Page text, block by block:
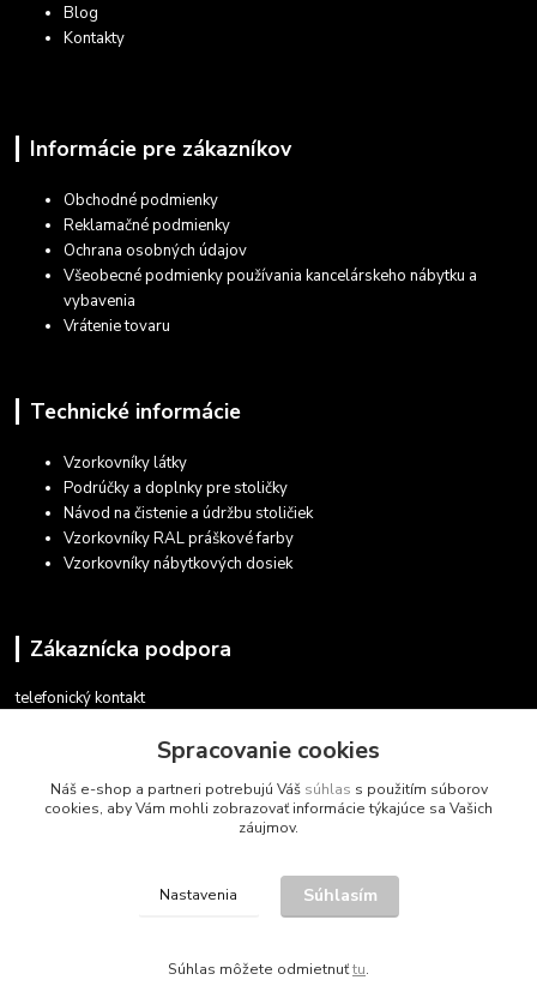
Blog
Kontakty
Informácie pre zákazníkov
Obchodné podmienky
Reklamačné podmienky
Ochrana osobných údajov
Všeobecné podmienky používania kancelárskeho nábytku a
vybavenia
Vrátenie tovaru
Technické informácie
Vzorkovníky látky
Podrúčky a doplnky pre stoličky
Návod na čistenie a údržbu stoličiek
Vzorkovníky RAL práškové farby
Vzorkovníky nábytkových dosiek
Zákaznícka podpora
telefonický kontakt
v pracovných dňoch 08.30 - 16.00
obchod@marketsk.sk
© 2013 - 2026
Spracovanie cookies
Náš e-shop a partneri potrebujú Váš súhlas s použitím súborov
cookies, aby Vám mohli zobrazovať informácie týkajúce sa Vašich
záujmov.
Nastavenia Súhlasím
Súhlas môžete odmietnuťtu.